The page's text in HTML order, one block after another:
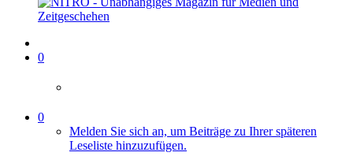
0
0
Melden Sie sich an, um Beiträge zu Ihrer späteren
Leseliste hinzuzufügen.